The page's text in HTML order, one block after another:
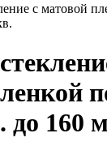
с матовой
до 160